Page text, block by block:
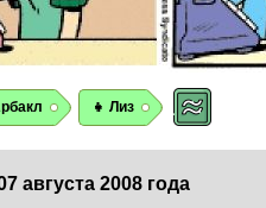
👧 Лиз
августа 2008 года